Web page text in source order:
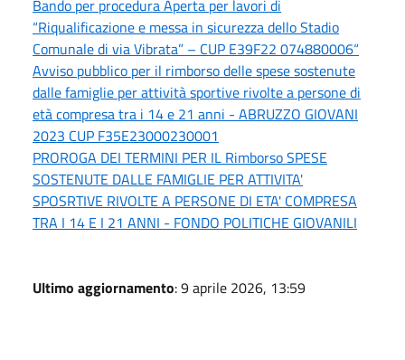
Bando per procedura Aperta per lavori di
“Riqualificazione e messa in sicurezza dello Stadio
Comunale di via Vibrata” – CUP E39F22 074880006“
Avviso pubblico per il rimborso delle spese sostenute
dalle famiglie per attività sportive rivolte a persone di
età compresa tra i 14 e 21 anni - ABRUZZO GIOVANI
2023 CUP F35E23000230001
PROROGA DEI TERMINI PER IL Rimborso SPESE
SOSTENUTE DALLE FAMIGLIE PER ATTIVITA'
SPOSRTIVE RIVOLTE A PERSONE DI ETA' COMPRESA
TRA I 14 E I 21 ANNI - FONDO POLITICHE GIOVANILI
Ultimo aggiornamento: 9 aprile 2026, 13:59